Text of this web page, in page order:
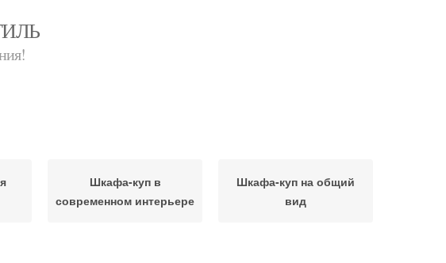
Шкафа-куп в
современном интерьере
Шкафа-куп на общий
вид